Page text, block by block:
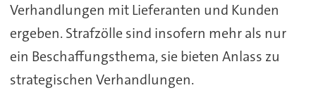
Verhandlungen mit Lieferanten und Kunden
ergeben. Strafzölle sind insofern mehr als nur
ein Beschaffungsthema, sie bieten Anlass zu
strategischen Verhandlungen.